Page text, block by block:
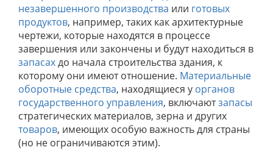
незавершенного производства или готовых
продуктов, например, таких как архитектурные
чертежи, которые находятся в процессе
завершения или закончены и будут находиться в
запасахдо начала строительства здания, к
которому они имеют отношение. Материальные
оборотные средства, находящиеся у органов
государственного управления, включаютзапасы
стратегических материалов, зерна и других
товаров, имеющих особую важность для страны
(но не ограничиваются этим).